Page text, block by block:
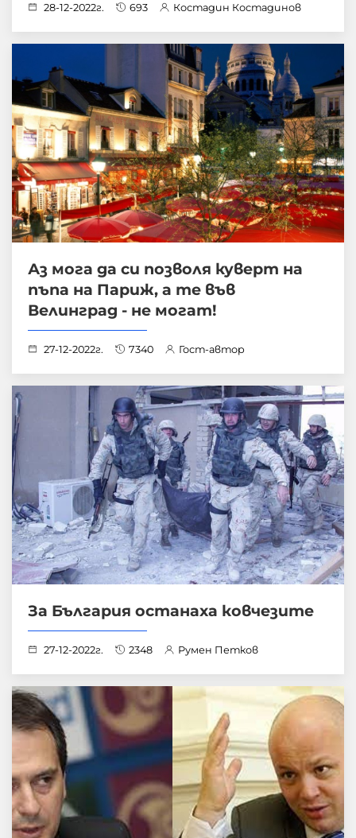
28-12-2022г. 693 Костадин Костадинов
Аз мога да си позволя куверт на
пъпа на Париж, а те във
Велинград - не могат!
27-12-2022г. 7340 Гост-автор
За България останаха ковчезите
27-12-2022г. 2348 Румен Петков